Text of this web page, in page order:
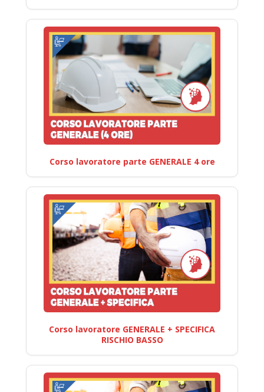
Corso lavoratore parte GENERALE 4 ore
Corso lavoratore GENERALE + SPECIFICA
RISCHIO BASSO